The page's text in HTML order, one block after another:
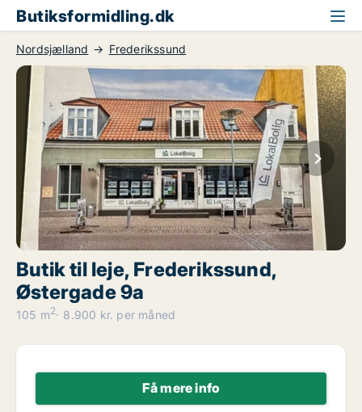
Butiksformidling.dk
Nordsjælland Frederikssund
Butik til leje, Frederikssund,
Østergade 9a
105 m2 8.900 kr. per måned
Få mere info